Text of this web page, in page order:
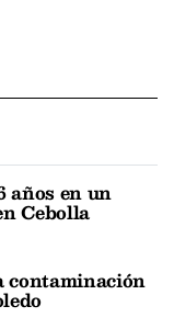
años en un
Cebolla
contaminación